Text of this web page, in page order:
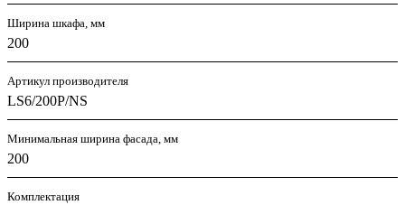
Ширина шкафа, мм
200
Артикул производителя
LS6/200P/NS
Минимальная ширина фасада, мм
200
Комплектация